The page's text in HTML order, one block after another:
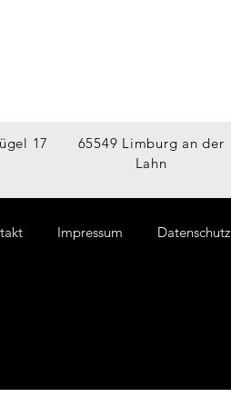
17
65549 Limburg an der
Lahn
Impressum Datenschutz